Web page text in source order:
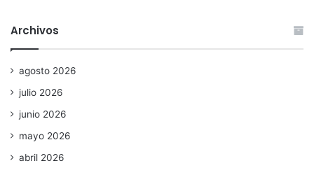
Archivos
agosto 2026
julio 2026
junio 2026
mayo 2026
abril 2026